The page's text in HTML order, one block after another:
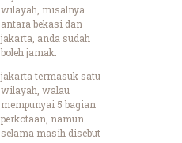
wilayah, misalnya
antara bekasi dan
jakarta, anda sudah
boleh jamak.
jakarta termasuk satu
wilayah, walau
mempunyai 5 bagian
perkotaan, namun
selama masih disebut